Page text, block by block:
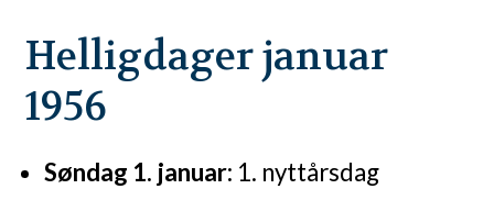
Helligdager januar
1956
Søndag 1. januar: 1. nyttårsdag